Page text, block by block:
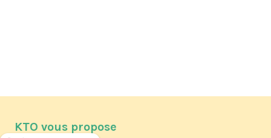
KTO vous propose